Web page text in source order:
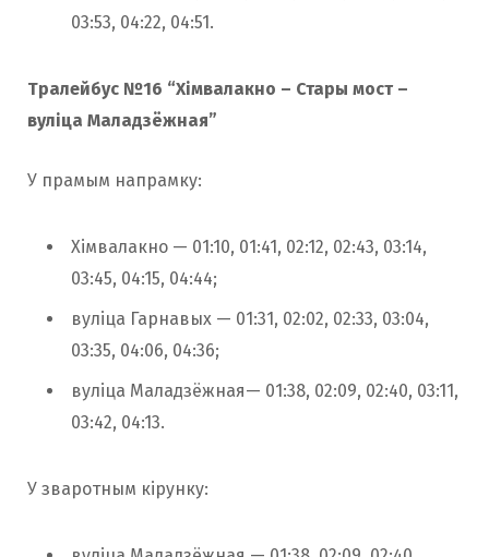
03:53, 04:22, 04:51.
Тралейбус №16 “Хімвалакно – Стары мост –
вуліца Маладзёжная”
У прамым напрамку:
Хімвалакно — 01:10, 01:41, 02:12, 02:43, 03:14,
03:45, 04:15, 04:44;
вуліца Гарнавых — 01:31, 02:02, 02:33, 03:04,
03:35, 04:06, 04:36;
вуліца Маладзёжная— 01:38, 02:09, 02:40, 03:11,
03:42, 04:13.
У зваротным кірунку: